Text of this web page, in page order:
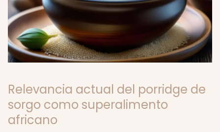
Relevancia actual del porridge de
sorgo como superalimento
africano